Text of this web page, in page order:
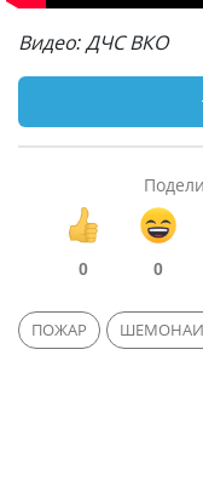
Видео: ДЧС ВКО
0 0
ПОЖАР